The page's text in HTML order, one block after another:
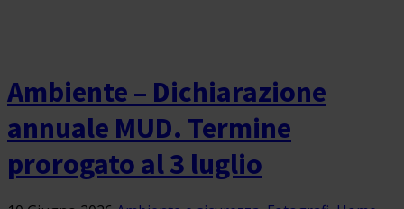
Ambiente – Dichiarazione
annuale MUD. Termine
prorogato al 3 luglio